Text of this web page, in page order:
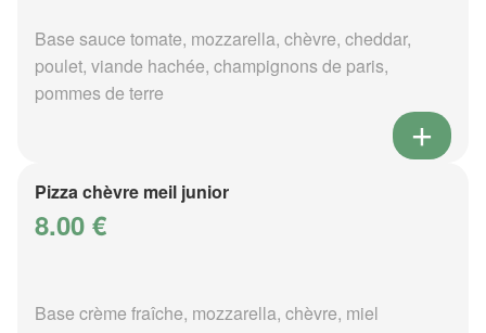
Base sauce tomate, mozzarella, chèvre, cheddar,
poulet, viande hachée, champignons de paris,
pommes de terre
Pizza chèvre meil junior
8.00 €
Base crème fraîche, mozzarella, chèvre, miel